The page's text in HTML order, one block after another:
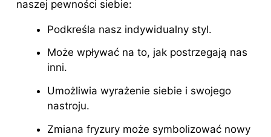
naszej pewności siebie:
Podkreśla nasz indywidualny styl.
Może wpływać na to, jak postrzegają nas
inni.
Umożliwia wyrażenie siebie i swojego
nastroju.
Zmiana fryzury może symbolizować nowy